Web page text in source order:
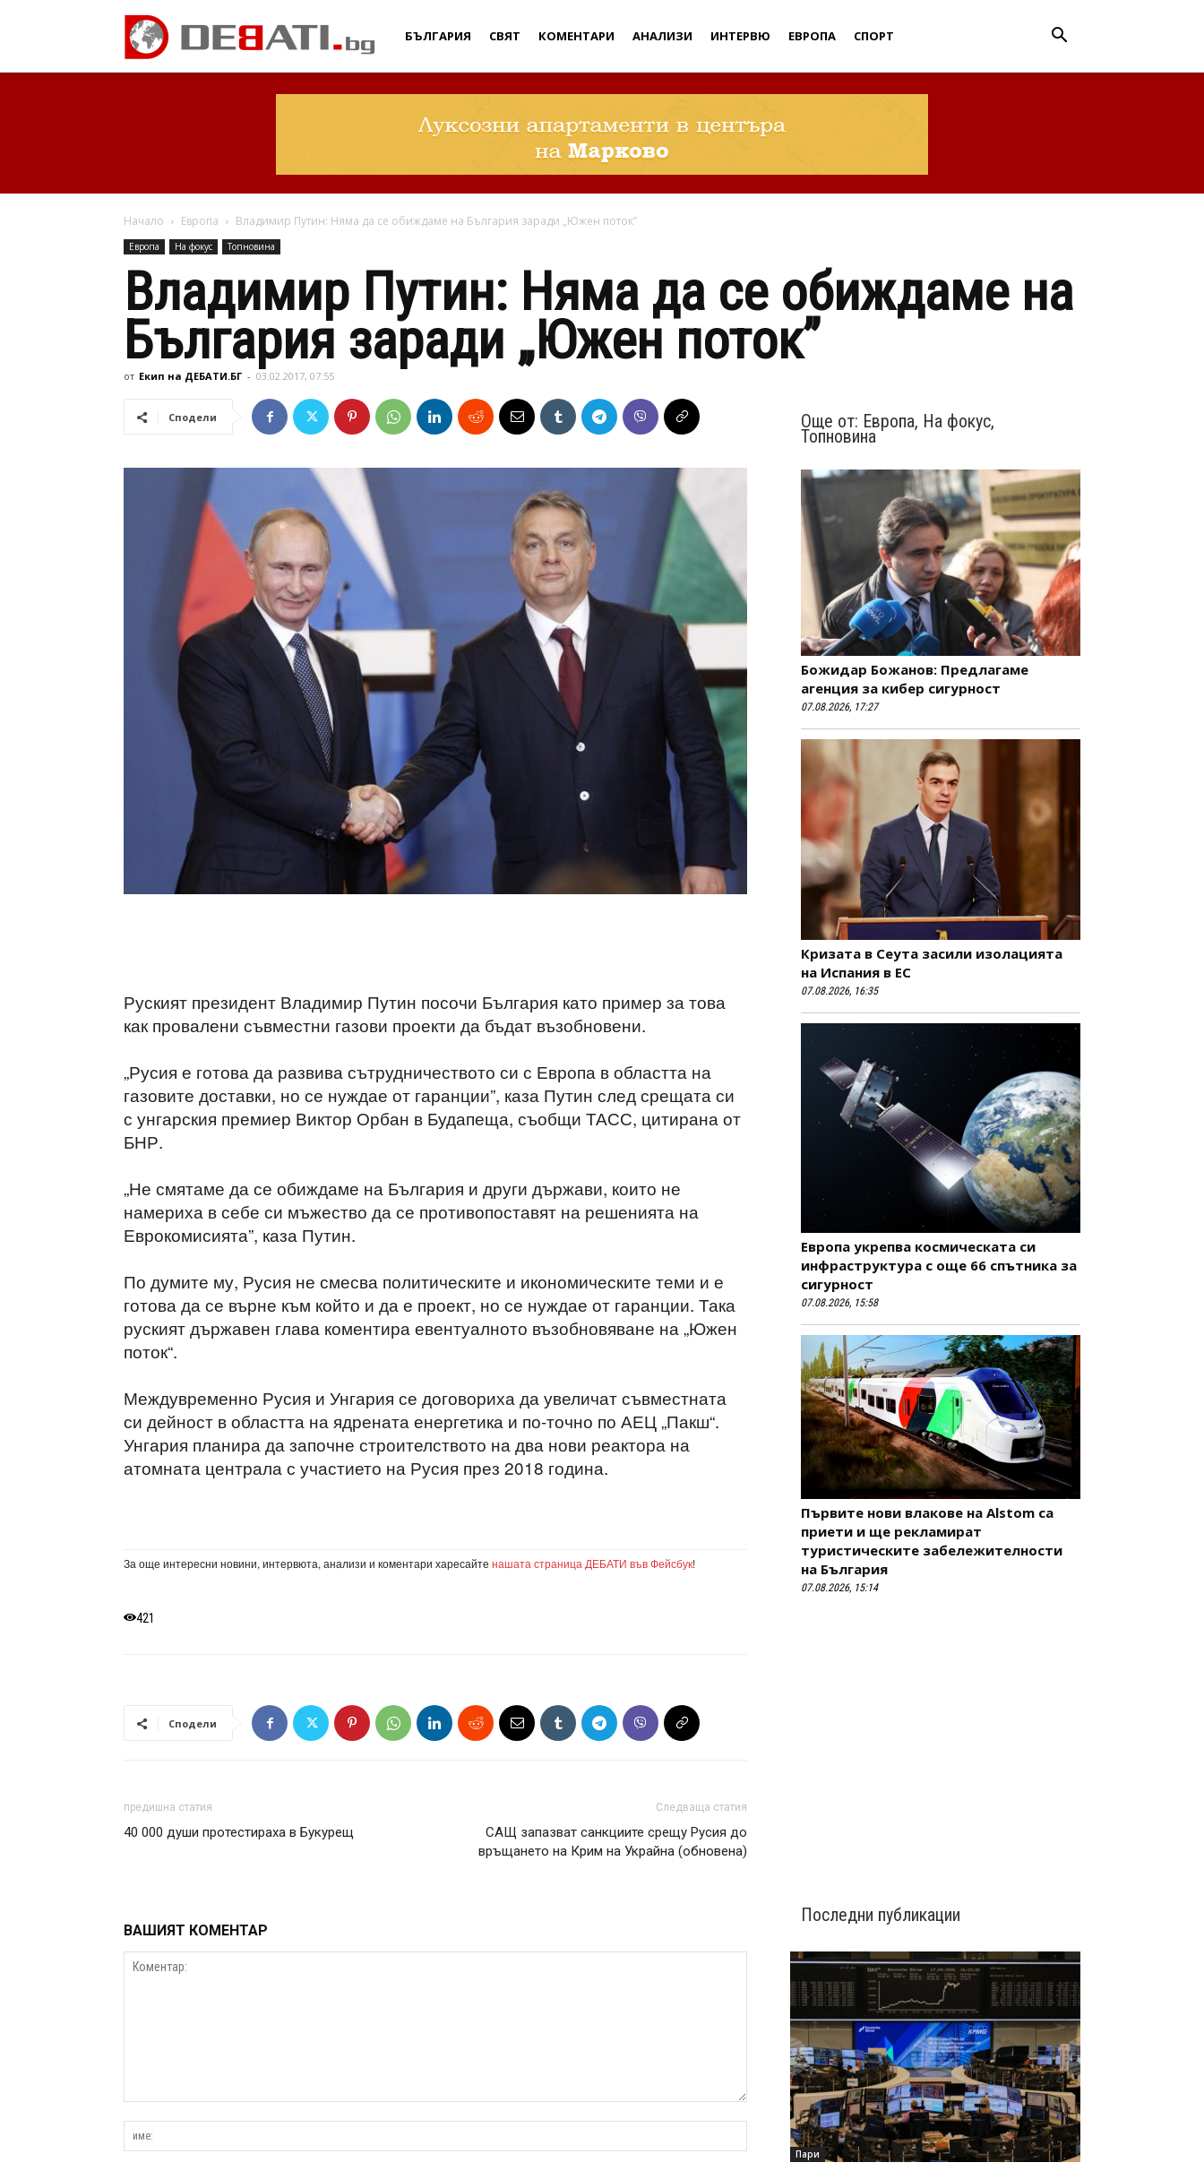
Дебати
БЪЛГАРИЯ СВЯТ КОМЕНТАРИ АНАЛИЗИ ИНТЕРВЮ ЕВРОПА СПОРТ
Начало Европа Владимир Путин: Няма да се обиждаме на България заради „Южен поток”
Европа На фокус Топновина
Владимир Путин: Няма да се обиждаме на
България заради „Южен поток”
от Екип на ДЕБАТИ.БГ - 03.02.2017, 07:55
Сподели
Руският президент Владимир Путин посочи България като пример за това
как провалени съвместни газови проекти да бъдат възобновени.
„Русия е готова да развива сътрудничеството си с Европа в областта на
газовите доставки, но се нуждае от гаранции”, каза Путин след срещата си
с унгарския премиер Виктор Орбан в Будапеща, съобщи ТАСС, цитирана от
БНР.
„Не смятаме да се обиждаме на България и други държави, които не
намериха в себе си мъжество да се противопоставят на решенията на
Еврокомисията”, каза Путин.
По думите му, Русия не смесва политическите и икономическите теми и е
готова да се върне към който и да е проект, но се нуждае от гаранции. Така
руският държавен глава коментира евентуалното възобновяване на „Южен
поток“.
Междувременно Русия и Унгария се договориха да увеличат съвместната
си дейност в областта на ядрената енергетика и по-точно по АЕЦ „Пакш“.
Унгария планира да започне строителството на два нови реактора на
атомната централа с участието на Русия през 2018 година.
За още интересни новини, интервюта, анализи и коментари харесайте нашата страница ДЕБАТИ във Фейсбук!
421
Сподели
предишна статия
40 000 души протестираха в Букурещ
Следваща статия
САЩ запазват санкциите срещу Русия до
връщането на Крим на Украйна (обновена)
ВАШИЯТ КОМЕНТАР
Още от: Европа, На фокус,
Топновина
Божидар Божанов: Предлагаме
агенция за кибер сигурност
07.08.2026, 17:27
Кризата в Сеута засили изолацията
на Испания в ЕС
07.08.2026, 16:35
Европа укрепва космическата си
инфраструктура с още 66 спътника за
сигурност
07.08.2026, 15:58
Първите нови влакове на Alstom са
приети и ще рекламират
туристическите забележителности
на България
07.08.2026, 15:14
Последни публикации
Пари